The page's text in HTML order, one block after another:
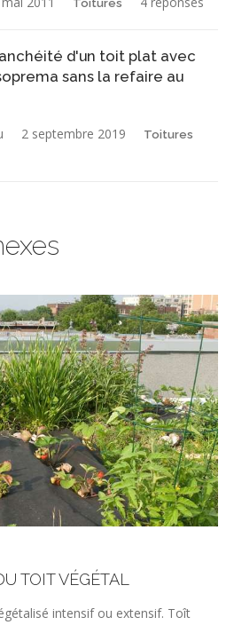
Toitures
d'un toit plat avec
sans la refaire au
2 septembre 2019 Toitures
TOIT VÉGÉTAL
intensif ou extensif. Toît